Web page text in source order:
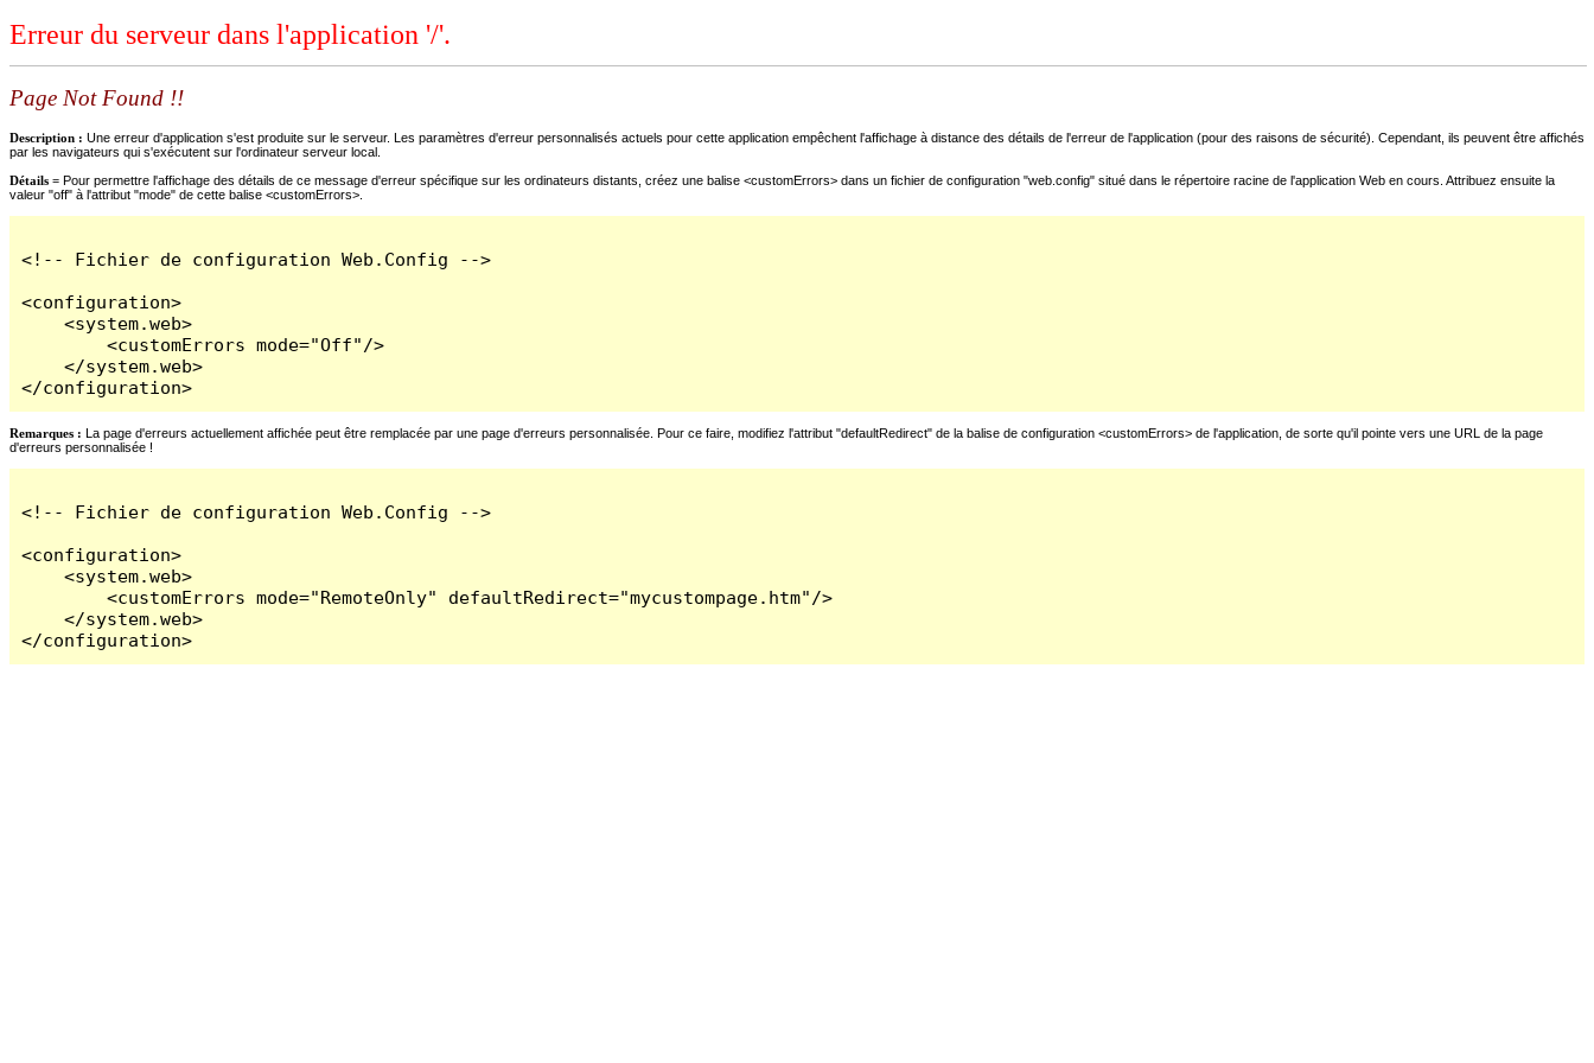
Erreur du serveur dans l'application '/'.
Page Not Found !!
Description : Une erreur d'application s'est produite sur le serveur. Les paramètres d'erreur personnalisés actuels pour cette application empêchent l'affichage à distance des détails de l'erreur de l'application (pour des raisons de sécurité). Cependant, ils peuvent être affichés
par les navigateurs qui s'exécutent sur l'ordinateur serveur local.
Détails = Pour permettre l'affichage des détails de ce message d'erreur spécifique sur les ordinateurs distants, créez une balise <customErrors> dans un fichier de configuration "web.config" situé dans le répertoire racine de l'application Web en cours. Attribuez ensuite la
valeur "off" à l'attribut "mode" de cette balise <customErrors>.
<!-- Fichier de configuration Web.Config -->
<configuration>
    <system.web>
        <customErrors mode="Off"/>
    </system.web>
</configuration>
Remarques : La page d'erreurs actuellement affichée peut être remplacée par une page d'erreurs personnalisée. Pour ce faire, modifiez l'attribut "defaultRedirect" de la balise de configuration <customErrors> de l'application, de sorte qu'il pointe vers une URL de la page
d'erreurs personnalisée !
<!-- Fichier de configuration Web.Config -->
<configuration>
    <system.web>
        <customErrors mode="RemoteOnly" defaultRedirect="mycustompage.htm"/>
    </system.web>
</configuration>